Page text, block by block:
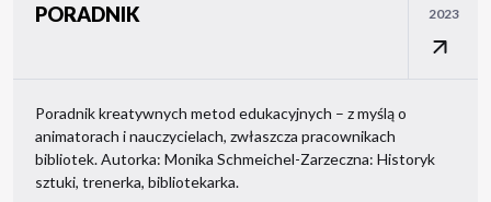
PORADNIK
2023
Poradnik kreatywnych metod edukacyjnych – z myślą o
animatorach i nauczycielach, zwłaszcza pracownikach
bibliotek. Autorka: Monika Schmeichel-Zarzeczna: Historyk
sztuki, trenerka, bibliotekarka.